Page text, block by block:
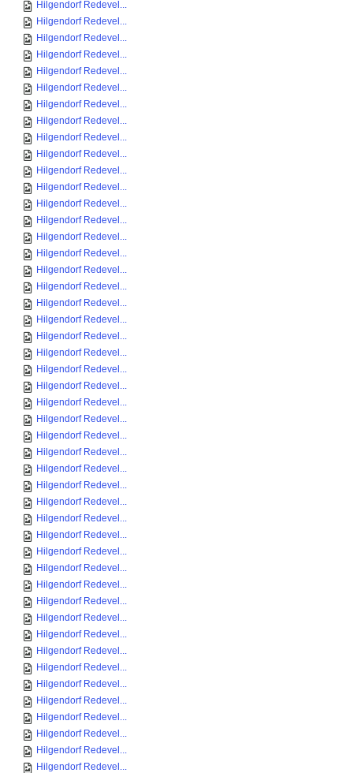
Hilgendorf Redevel...
Hilgendorf Redevel...
Hilgendorf Redevel...
Hilgendorf Redevel...
Hilgendorf Redevel...
Hilgendorf Redevel...
Hilgendorf Redevel...
Hilgendorf Redevel...
Hilgendorf Redevel...
Hilgendorf Redevel...
Hilgendorf Redevel...
Hilgendorf Redevel...
Hilgendorf Redevel...
Hilgendorf Redevel...
Hilgendorf Redevel...
Hilgendorf Redevel...
Hilgendorf Redevel...
Hilgendorf Redevel...
Hilgendorf Redevel...
Hilgendorf Redevel...
Hilgendorf Redevel...
Hilgendorf Redevel...
Hilgendorf Redevel...
Hilgendorf Redevel...
Hilgendorf Redevel...
Hilgendorf Redevel...
Hilgendorf Redevel...
Hilgendorf Redevel...
Hilgendorf Redevel...
Hilgendorf Redevel...
Hilgendorf Redevel...
Hilgendorf Redevel...
Hilgendorf Redevel...
Hilgendorf Redevel...
Hilgendorf Redevel...
Hilgendorf Redevel...
Hilgendorf Redevel...
Hilgendorf Redevel...
Hilgendorf Redevel...
Hilgendorf Redevel...
Hilgendorf Redevel...
Hilgendorf Redevel...
Hilgendorf Redevel...
Hilgendorf Redevel...
Hilgendorf Redevel...
Hilgendorf Redevel...
Hilgendorf Redevel...